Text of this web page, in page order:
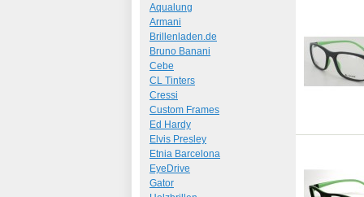
Aqualung
Armani
Brillenladen.de
Bruno Banani
Cebe
CL Tinters
Cressi
Custom Frames
Ed Hardy
Elvis Presley
Etnia Barcelona
EyeDrive
Gator